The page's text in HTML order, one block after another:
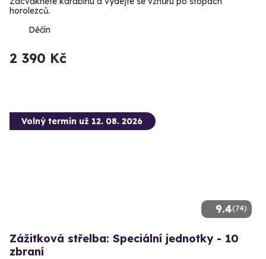
horolezců.
Děčín
2 390 Kč
9.4(74)
Volný termín už 12. 08. 2026
Zážitková střelba: Speciální jednotky - 10
zbraní